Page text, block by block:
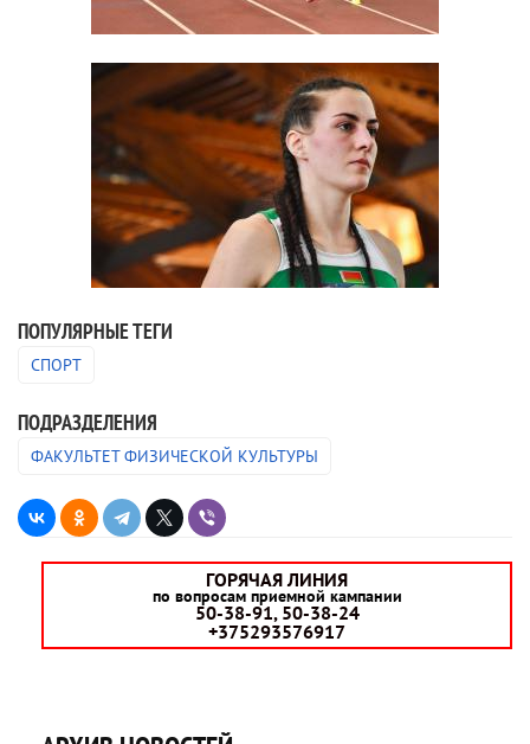
ПОПУЛЯРНЫЕ ТЕГИ
СПОРТ
ПОДРАЗДЕЛЕНИЯ
ФАКУЛЬТЕТ ФИЗИЧЕСКОЙ КУЛЬТУРЫ
ГОРЯЧАЯ ЛИНИЯ
по вопросам приемной кампании
50-38-91, 50-38-24
+375293576917